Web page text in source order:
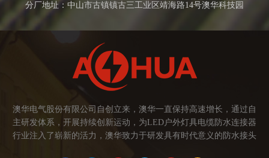
分厂地址：中山市古镇镇古三工业区靖海路14号澳华科技园
澳华电气股份有限公司自创立来，澳华一直保持高速增长，通过自
主研发体系，开展持续创新运动，为LED户外灯具电缆防水连接器
行业注入了崭新的活力，澳华致力于研发具有时代意义的防水接头